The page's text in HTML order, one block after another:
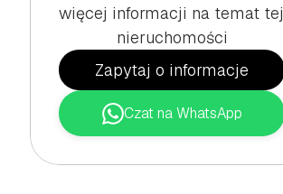
więcej informacji na temat tej
nieruchomości
Zapytaj o informacje
Czat na WhatsApp